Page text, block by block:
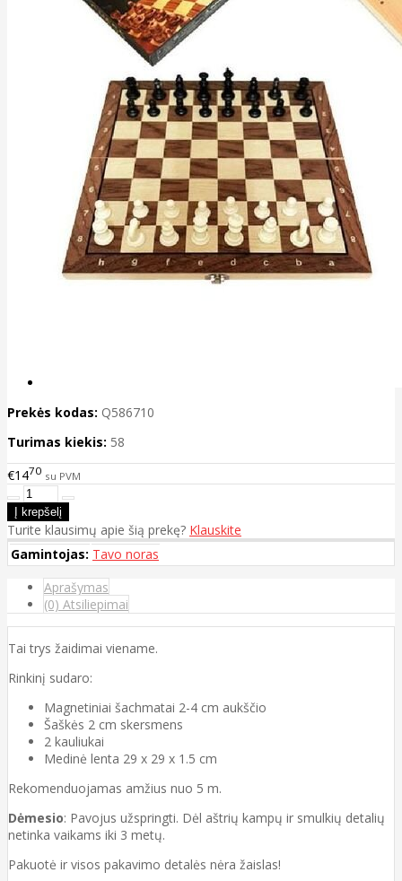
Prekės kodas: Q586710
Turimas kiekis: 58
€1470 su PVM
Turite klausimų apie šią prekę? Klauskite
Gamintojas: Tavo noras
Aprašymas
(0) Atsiliepimai
Tai trys žaidimai viename.
Rinkinį sudaro:
Magnetiniai šachmatai 2-4 cm aukščio
Šaškės 2 cm skersmens
2 kauliukai
Medinė lenta 29 x 29 x 1.5 cm
Rekomenduojamas amžius nuo 5 m.
Dėmesio: Pavojus užspringti. Dėl aštrių kampų ir smulkių detalių
netinka vaikams iki 3 metų.
Pakuotė ir visos pakavimo detalės nėra žaislas!